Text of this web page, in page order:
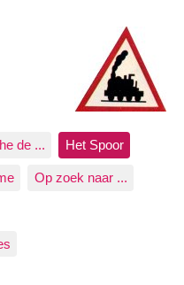
de ... Het Spoor
Op zoek naar ...